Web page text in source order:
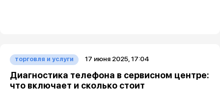
торговля и услуги 17 июня 2025, 17:04
Диагностика телефона в сервисном центре:
что включает и сколько стоит